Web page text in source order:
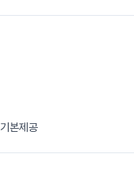
기본제공